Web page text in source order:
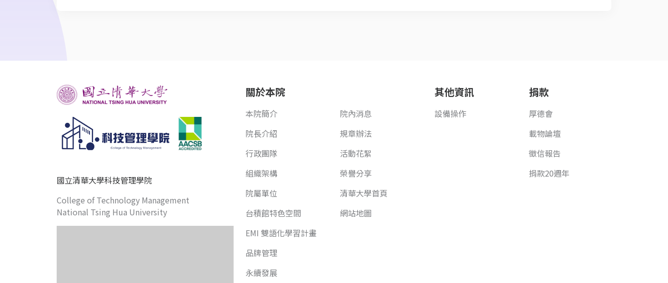
國立清華大學科技管理學院
College of Technology Management
National Tsing Hua University
關於本院
本院簡介
院長介紹
行政團隊
組織架構
院屬單位
台積館特色空間
EMI 雙語化學習計畫
品牌管理
永續發展
院內消息
規章辦法
活動花絮
榮譽分享
清華大學首頁
網站地圖
其他資訊
設備操作
捐款
厚德會
載物論壇
徵信報告
捐款20週年